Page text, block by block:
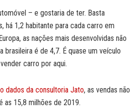
– e gostaria de ter. Basta
há 1,2 habitante para cada carro em
as nações mais desenvolvidas não
brasileira é de 4,7. É quase um veículo
carro por aqui.
dados da consultoria Jato, as vendas não
as 15,8 milhões de 2019.